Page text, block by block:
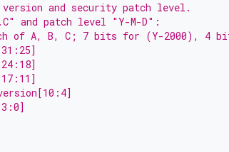
and security patch level.
and patch level "Y-M-D":
of A, B, C; 7 bits for (Y-2000), 4